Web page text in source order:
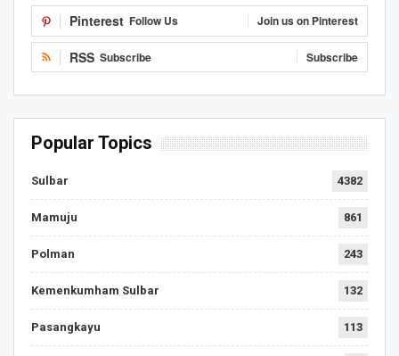
Pinterest Follow Us Join us on Pinterest
RSS Subscribe Subscribe
Popular Topics
Sulbar 4382
Mamuju 861
Polman 243
Kemenkumham Sulbar 132
Pasangkayu 113